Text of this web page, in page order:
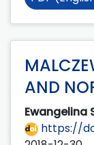
AND
Ewangelina
https://